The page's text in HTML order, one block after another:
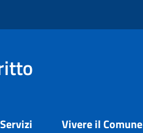
Servizi Vivere il Comune